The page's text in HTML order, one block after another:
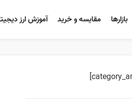
بازارها مقایسه و خرید آموزش ارز